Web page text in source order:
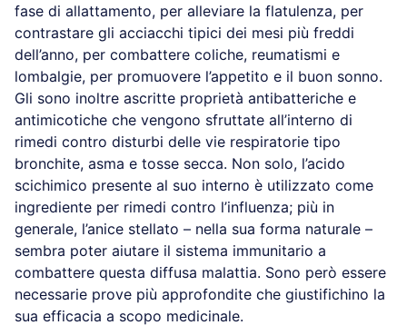
fase di allattamento, per alleviare la flatulenza, per
contrastare gli acciacchi tipici dei mesi più freddi
dell’anno, per combattere coliche, reumatismi e
lombalgie, per promuovere l’appetito e il buon sonno.
Gli sono inoltre ascritte proprietà antibatteriche e
antimicotiche che vengono sfruttate all’interno di
rimedi contro disturbi delle vie respiratorie tipo
bronchite, asma e tosse secca. Non solo, l’acido
scichimico presente al suo interno è utilizzato come
ingrediente per rimedi contro l’influenza; più in
generale, l’anice stellato – nella sua forma naturale –
sembra poter aiutare il sistema immunitario a
combattere questa diffusa malattia. Sono però essere
necessarie prove più approfondite che giustifichino la
sua efficacia a scopo medicinale.